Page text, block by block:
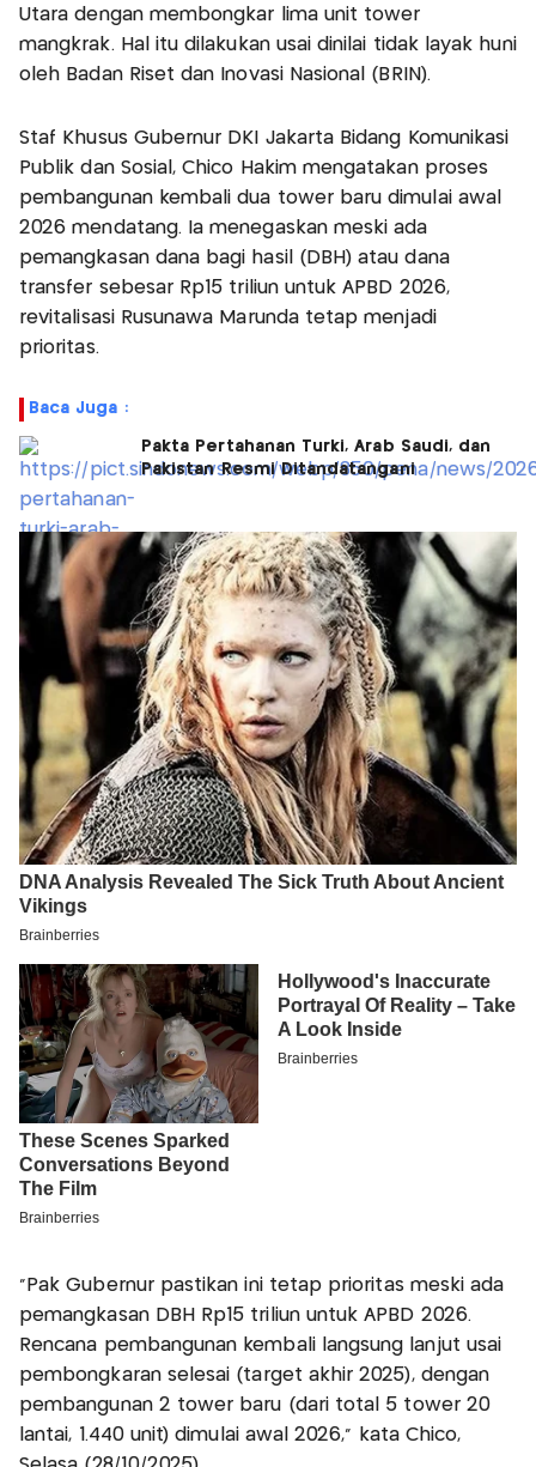
Utara dengan membongkar lima unit tower
mangkrak. Hal itu dilakukan usai dinilai tidak layak huni
oleh Badan Riset dan Inovasi Nasional (BRIN).
Staf Khusus Gubernur DKI Jakarta Bidang Komunikasi
Publik dan Sosial, Chico Hakim mengatakan proses
pembangunan kembali dua tower baru dimulai awal
2026 mendatang. Ia menegaskan meski ada
pemangkasan dana bagi hasil (DBH) atau dana
transfer sebesar Rp15 triliun untuk APBD 2026,
revitalisasi Rusunawa Marunda tetap menjadi
prioritas.
Baca Juga :
Pakta Pertahanan Turki, Arab Saudi, dan
Pakistan Resmi Ditandatangani
“Pak Gubernur pastikan ini tetap prioritas meski ada
pemangkasan DBH Rp15 triliun untuk APBD 2026.
Rencana pembangunan kembali langsung lanjut usai
pembongkaran selesai (target akhir 2025), dengan
pembangunan 2 tower baru (dari total 5 tower 20
lantai, 1.440 unit) dimulai awal 2026,” kata Chico,